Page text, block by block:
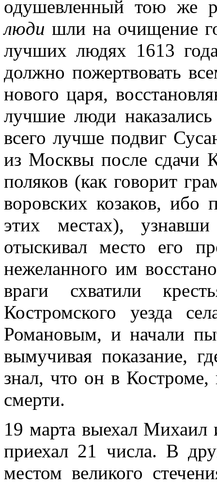
одушевленный тою же
люди шли на очищение
лучших людях 1613
должно пожертвовать
нового царя,
лучшие люди
всего лучше подвиг
из Москвы после сдачи
поляков (как говорит
воровских козаков, ибо
этих местах),
отыскивал место его
нежеланного им
враги схватили
Костромского уезда
Романовым, и начали
вымучивая показание,
знал, что он в
смерти.
19 марта выехал Михаил
приехал 21 числа. В
местом великого